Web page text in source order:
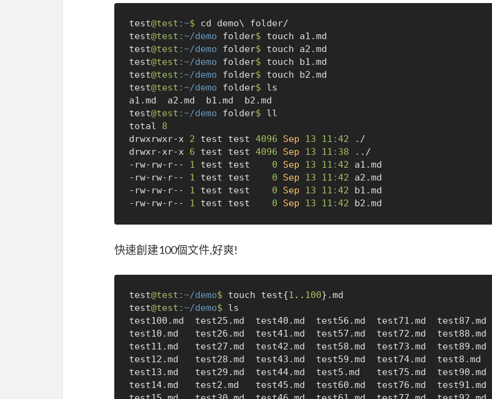
test@test :~$ cd demo\ folder/
test@test :~/demo folder$ touch a1.md
test@test :~/demo folder$ touch a2.md
test@test :~/demo folder$ touch b1.md
test@test :~/demo folder$ touch b2.md
test@test :~/demo folder$ ls
a1.md  a2.md  b1.md  b2.md
test@test :~/demo folder$ ll
total 8
drwxrwxr-x 2 test test 4096 Sep 13 11 :42 ./
drwxr-xr-x 6 test test 4096 Sep 13 11 : 38 ../
-rw-rw-r-- 1 test test 0 Sep 13 11 :42 a1.md
-rw-rw-r-- 1 test test 0 Sep 13 11 :42 a2.md
-rw-rw-r-- 1 test test 0 Sep 13 11 :42 b1.md
-rw-rw-r-- 1 test test 0 Sep 13 11 :42
快速創建100個文件,好爽!
test@test :~/demo$ touch test{1 .. 100}.md
test@test :~/demo$ ls
test100.md  test25.md  test40.md  test56.md  test71.md  test87.md
test10.md   test26.md  test41.md  test57.md  test72.md  test88.md
test11.md   test27.md  test42.md  test58.md  test73.md  test89.md
test12.md   test28.md  test43.md  test59.md  test74.md  test8.md
test13.md   test29.md  test44.md  test5.md   test75.md  test90.md
test14.md   test2.md   test45.md  test60.md  test76.md  test91.md